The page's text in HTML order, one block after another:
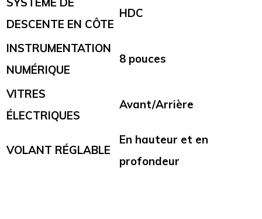
DESCENTE EN CÔTE
HDC
INSTRUMENTATION
NUMÉRIQUE
8 pouces
VITRES
ÉLECTRIQUES
Avant/Arrière
VOLANT RÉGLABLE
En hauteur et en
profondeur